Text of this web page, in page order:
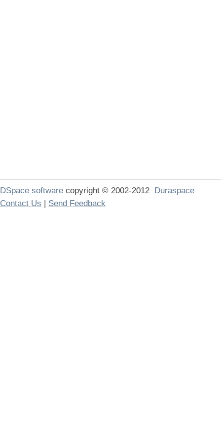
DSpace software copyright © 2002-2012 Duraspace
Contact Us | Send Feedback